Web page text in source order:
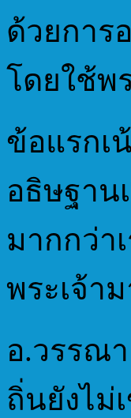
ด้วยการ
โดยใช้พ
ข้อแรกเ
อธิษฐาน
มากกว่า
พระเจ้า
อ.วรรณ
ถิ่นยังไม่